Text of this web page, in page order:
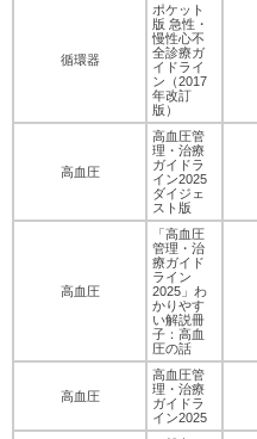
循環器
ポケット
版 急性・
慢性心不
全診療ガ
イドライ
ン（2017
年改訂
版）
高血圧
高血圧管
理・治療
ガイドラ
イン2025
ダイジェ
スト版
高血圧
「高血圧
管理・治
療ガイド
ライン
2025」わ
かりやす
い解説冊
子：高血
圧の話
高血圧
高血圧管
理・治療
ガイドラ
イン2025